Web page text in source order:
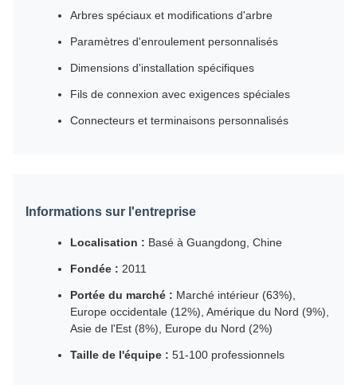
Arbres spéciaux et modifications d'arbre
Paramètres d'enroulement personnalisés
Dimensions d'installation spécifiques
Fils de connexion avec exigences spéciales
Connecteurs et terminaisons personnalisés
Informations sur l'entreprise
Localisation : Basé à Guangdong, Chine
Fondée : 2011
Portée du marché : Marché intérieur (63%),
Europe occidentale (12%), Amérique du Nord (9%),
Asie de l'Est (8%), Europe du Nord (2%)
Taille de l'équipe : 51-100 professionnels